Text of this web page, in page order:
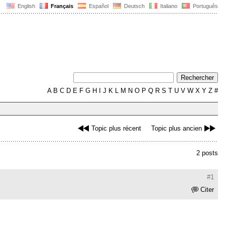
English Français Español Deutsch Italiano Português
AB C D E F G H J K L M N O P Q R S T U V W X Y Z #
Topic plus récent Topic plus ancien
2 posts
#1
Citer